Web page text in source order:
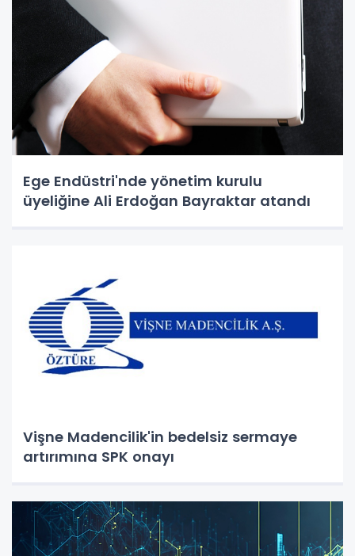
Ege Endüstri'nde yönetim kurulu
üyeliğine Ali Erdoğan Bayraktar atandı
Vişne Madencilik'in bedelsiz sermaye
artırımına SPK onayı